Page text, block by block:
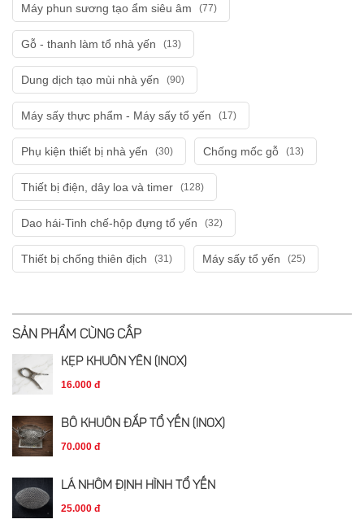
Máy phun sương tạo ẩm siêu âm (77)
Gỗ - thanh làm tổ nhà yến (13)
Dung dịch tạo mùi nhà yến (90)
Máy sấy thực phẩm - Máy sấy tổ yến (17)
Phụ kiện thiết bị nhà yến (30) Chống mốc gỗ (13)
Thiết bị điện, dây loa và timer (128)
Dao hái-Tinh chế-hộp đựng tổ yến (32)
Thiết bị chống thiên địch (31) Máy sấy tổ yến (25)
SẢN PHẨM CÙNG CẤP
KẸP KHUÔN YẾN (INOX)
16.000 đ
BÔ KHUÔN ĐẮP TỔ YẾN (INOX)
70.000 đ
LÁ NHÔM ĐỊNH HÌNH TỔ YẾN
25.000 đ